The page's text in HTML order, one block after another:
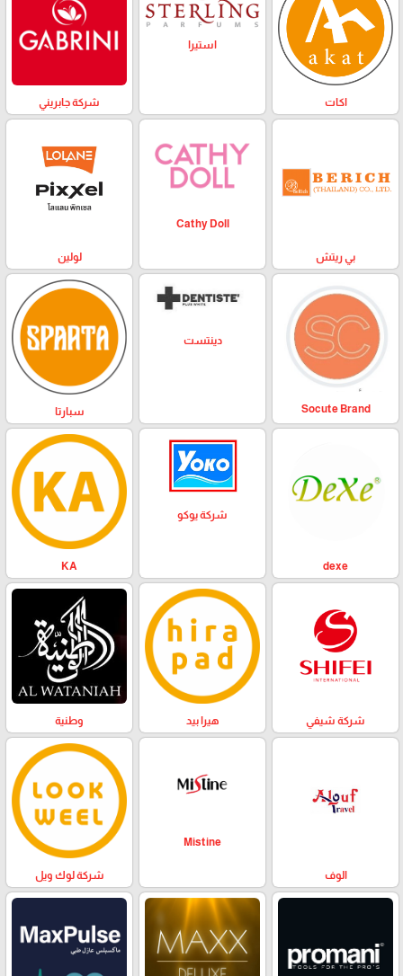
اكات
استيرا
شركة جابريني
بي ريتش
Cathy Doll
لولين
Socute Brand
دينتست
سبارتا
dexe
شركة يوكو
KA
شركة شيفي هيرا بيد وطنية
الوف
Mistine
شركة لوك ويل